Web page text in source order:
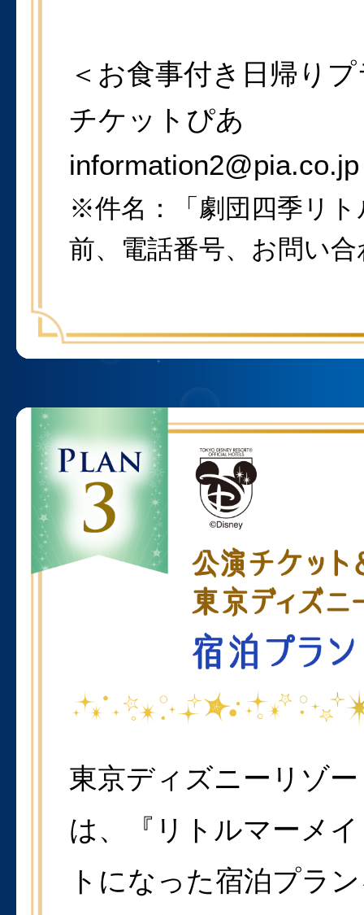
＜お食事付き日帰り
チケットぴあ
information2@pia.co.jp
※件名：「劇団四季リ
前、電話番号、お問い
東京ディズニーリゾ
は、『リトルマーメ
トになった宿泊プラ